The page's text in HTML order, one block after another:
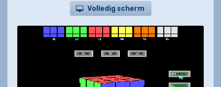
Volledig scherm